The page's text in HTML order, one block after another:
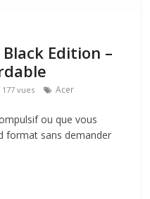
Edition –
177 vues Acer
ou que vous
format sans demander